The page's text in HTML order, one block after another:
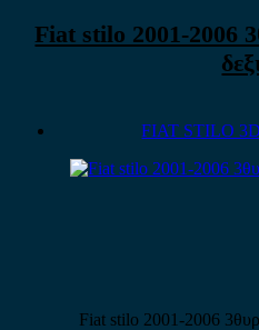
Fiat stilo 2001-2006
FIAT STILO
Fiat stilo 2001-2006